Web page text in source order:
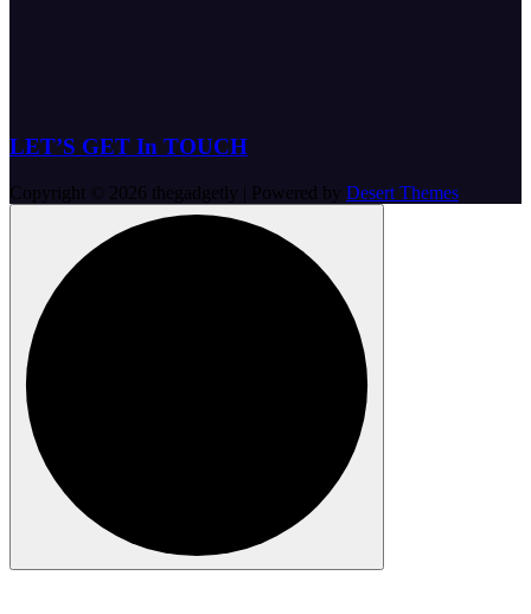
LET’S GET In TOUCH
Copyright © 2026 thegadgetly | Powered by Desert Themes